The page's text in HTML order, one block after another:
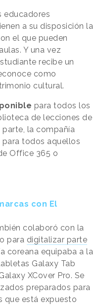
educadores
a su disposición la
el que pueden
Y una vez
recibe un
como
cultural.
para todos los
de lecciones de
parte, la compañía
para todos aquellos
Office 365 o
con El
colaboró con la
para digitalizar parte
coreana equipaba a la
Galaxy Tab
XCover Pro. Se
preparados para
que está expuesto